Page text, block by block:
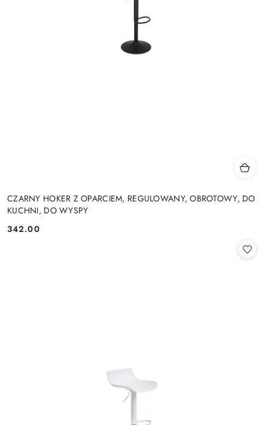
CZARNY HOKER Z OPARCIEM, REGULOWANY, OBROTOWY, DO
KUCHNI, DO WYSPY
Cena:
342.00